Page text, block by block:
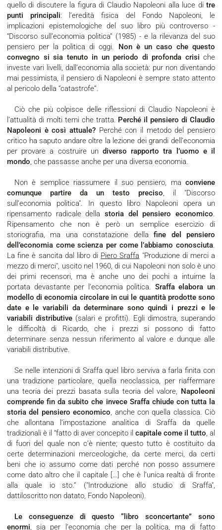
quello di discutere la figura di Claudio Napoleoni alla luce di tre
punti principali: l’eredità fisica del Fondo Napoleoni, le
implicazioni epistemologiche del suo libro più controverso -
“Discorso sull’economia politica” (1985) - e la rilevanza del suo
pensiero per la politica di oggi.
Non è un caso che questo
convegno si sia tenuto in un periodo di profonda crisi che
investe vari livelli, dall’economia alla società: pur non diventando
mai pessimista, il pensiero di Napoleoni è sempre stato attento
al pericolo della “catastrofe”.
Ciò che più colpisce delle riflessioni di Claudio Napoleoni è
l’attualità di molti temi che tratta. Perché il pensiero di Claudio
Napoleoni è così attuale? Perché con il metodo del pensiero
critico ha saputo andare oltre la lezione dei grandi dell’economia
per provare a costruire un diverso rapporto tra l’uomo e il
mondo, che passasse anche per una diversa economia.
Non è semplice riassumere il suo pensiero, ma conviene
comunque partire da un testo preciso, il "Discorso
sull’economia politica". In questo libro Napoleoni opera un
ripensamento radicale della storia del pensiero economico.
Ripensamento che non è però un semplice esercizio di
storiografia, ma una constatazione dellafine del pensiero
dell’economia come scienza per come l’abbiamo conosciuta.
La fine è sancita dal libro di Piero Sraffa "Produzione di merci a
mezzo di merci", uscito nel 1960, di cui Napoleoni non solo è uno
dei primi recensori, ma è anche uno dei pochi a intuirne la
portata devastante per l’economia politica. Sraffa elabora un
modello di economia circolare in cui le quantità prodotte sono
date e le variabili da determinare sono quindi i prezzi e le
variabili distributive (salari e profitti). Egli dimostra, superando
le difficoltà di Ricardo, che i prezzi si possono di fatto
determinare senza nessun riferimento al valore e dunque alle
variabili distributive.
Se nelle intenzioni di Sraffa quel libro serviva a farla finita con
una tradizione particolare, quella neoclassica, per riaffermare
una teoria dei prezzi basata sulla teoria del valore,
Napoleoni
comprende fin da subito che invece Sraffa chiude con tutta la
storia del pensiero economico, anche con quella classica. Ciò
che allontana l’impostazione analitica di Sraffa da quelle
tradizionali è il “fatto di aver concepito il capitale come il tutto, al
di fuori del quale non c’è niente; questo tutto è costituito da
certe determinazioni merceologiche, da certe merci, da certi
beni che io assumo come dati perché non posso assumere
come dato altro che il capitale […] che è l’unica realtà di fronte
alla quale io sto.” ("Introduzione allo studio di Sraffa",
dattiloscritto non datato, Fondo Napoleoni).
Le conseguenze di questo “libro sconcertante” sono
enormi, sia per l’economia che per la politica, ma di fatto